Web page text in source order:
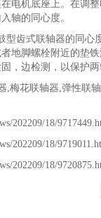
电机底座上。在调
轴的同心度。
型齿式联轴器的同
地脚螺栓附近的垫
，边检测，以保护两
,梅花联轴器,弹性联
202209/18/
202209/18/
202209/18/